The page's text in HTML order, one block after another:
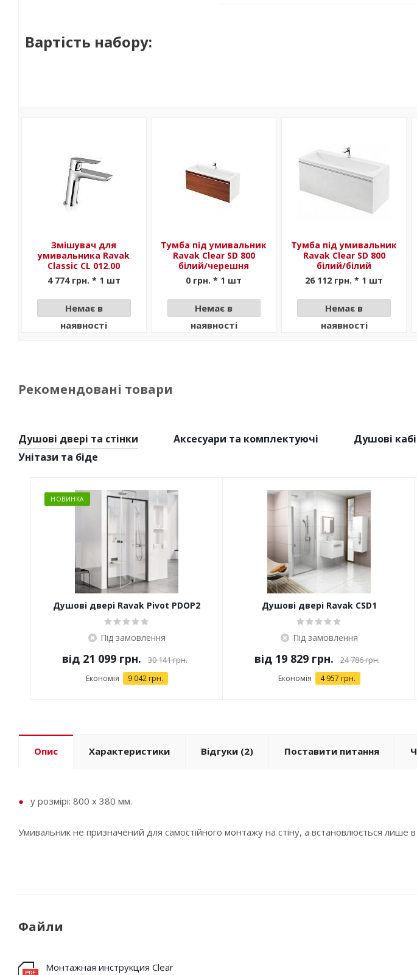
Вартість набору:
Змішувач для
умивальника Ravak
Classic CL 012.00
4 774 грн. * 1 шт
Немає в
наявності
Тумба під умивальник
Ravak Clear SD 800
білий/черешня
0 грн. * 1 шт
Немає в
наявності
Тумба під умивальник
Ravak Clear SD 800
білий/білий
26 112 грн. * 1 шт
Немає в
наявності
Рекомендовані товари
Душові двері та стінки Аксесуари та комплектуючі Душові
Унітази та біде
НОВИНКА
Душові двері Ravak Pivot PDOP2
Під замовлення
від 21 099 грн. 30 141 грн.
Економія 9 042 грн.
Душові двері Ravak CSD1
Під замовлення
від 19 829 грн. 24 786 грн.
Економія 4 957 грн.
Опис Характеристики Відгуки (2) Поставити питання
у розмірі: 800 x 380 мм.
Умивальник не призначений для самостійного монтажу на стіну, а встановлюється лише
Файли
Монтажная инструкция Clear